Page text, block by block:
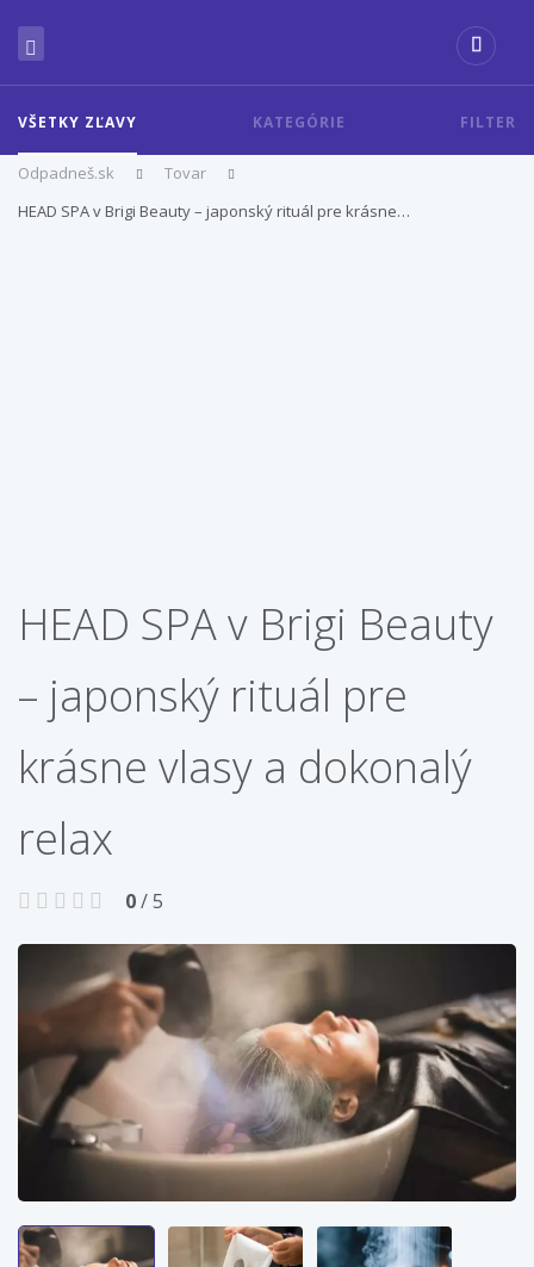
VŠETKY ZĽAVY KATEGÓRIE FILTER
Odpadneš.sk
Tovar
HEAD SPA v Brigi Beauty – japonský rituál pre krásne…
HEAD SPA v Brigi Beauty
– japonský rituál pre
krásne vlasy a dokonalý
relax
0/ 5